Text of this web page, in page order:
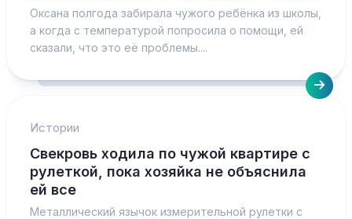
Оксана полгода забирала чужого ребёнка из школы,
а когда с температурой попросила о помощи, ей
сказали, что это её проблемы....
Истории
Свекровь ходила по чужой квартире с
рулеткой, пока хозяйка не объяснила
ей все
Металлический язычок измерительной рулетки с